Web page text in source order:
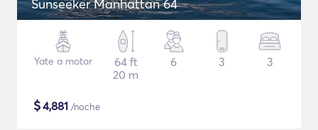
Sunseeker Manhattan 64
Yate a motor
64 ft
20 m
6 3 3
$4,881 /noche